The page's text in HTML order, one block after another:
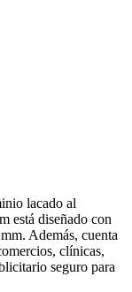
lacado al
está diseñado con
Además, cuenta
clínicas,
seguro para